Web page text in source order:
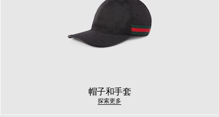
帽子和手套
探索更多